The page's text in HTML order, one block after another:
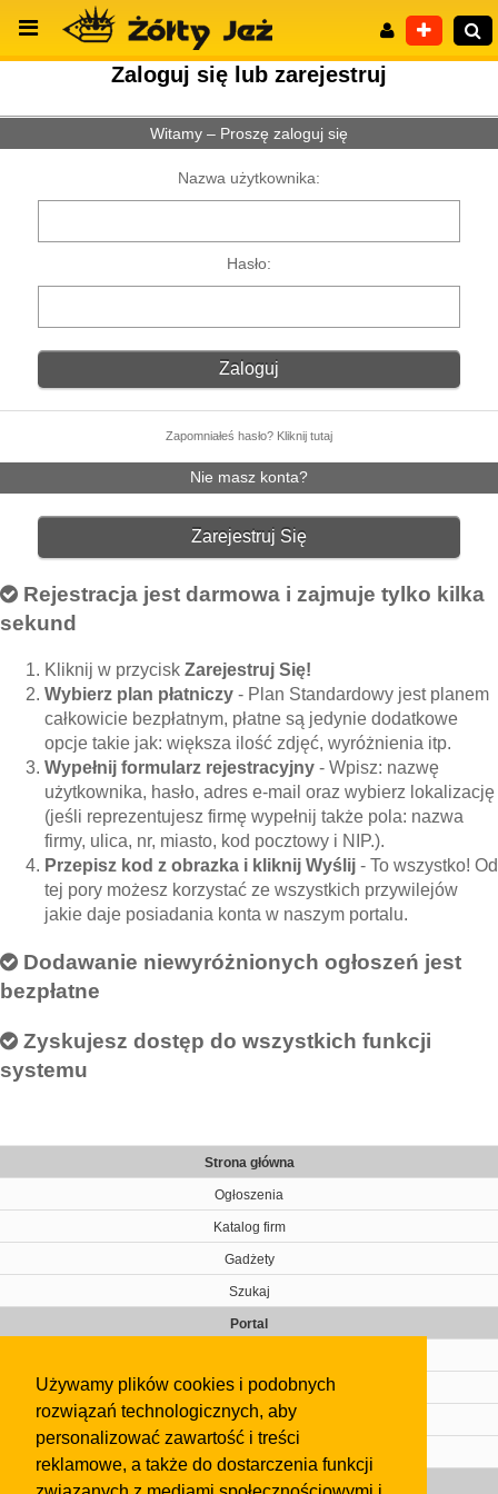
Używamy plików cookies i podobnych
rozwiązań technologicznych, aby
personalizować zawartość i treści
reklamowe, a także do dostarczenia funkcji
Wyszukiwanie zaawansowane
Zaloguj się lub zarejestruj
Witamy – Proszę zaloguj się
Nazwa użytkownika:
Hasło:
Zapomniałeś hasło? Kliknij tutaj
Nie masz konta?
Zarejestruj Się
Rejestracja jest darmowa i zajmuje tylko kilka
sekund
Kliknij w przycisk Zarejestruj Się!
Wybierz plan płatniczy - Plan Standardowy jest planem
całkowicie bezpłatnym, płatne są jedynie dodatkowe
opcje takie jak: większa ilość zdjęć, wyróżnienia itp.
Wypełnij formularz rejestracyjny - Wpisz: nazwę
użytkownika, hasło, adres e-mail oraz wybierz lokalizację
(jeśli reprezentujesz firmę wypełnij także pola: nazwa
firmy, ulica, nr, miasto, kod pocztowy i NIP.).
Przepisz kod z obrazka i kliknij Wyślij - To wszystko! Od
tej pory możesz korzystać ze wszystkich przywilejów
jakie daje posiadania konta w naszym portalu.
Dodawanie niewyróżnionych ogłoszeń jest
bezpłatne
Zyskujesz dostęp do wszystkich funkcji
systemu
Strona główna
Ogłoszenia
Katalog firm
Gadżety
Szukaj
Portal
Kontakt
Regulamin
Gazeta